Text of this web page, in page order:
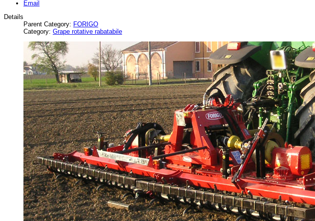
Email
Details
Parent Category: FORIGO
Category: Grape rotative rabatabile